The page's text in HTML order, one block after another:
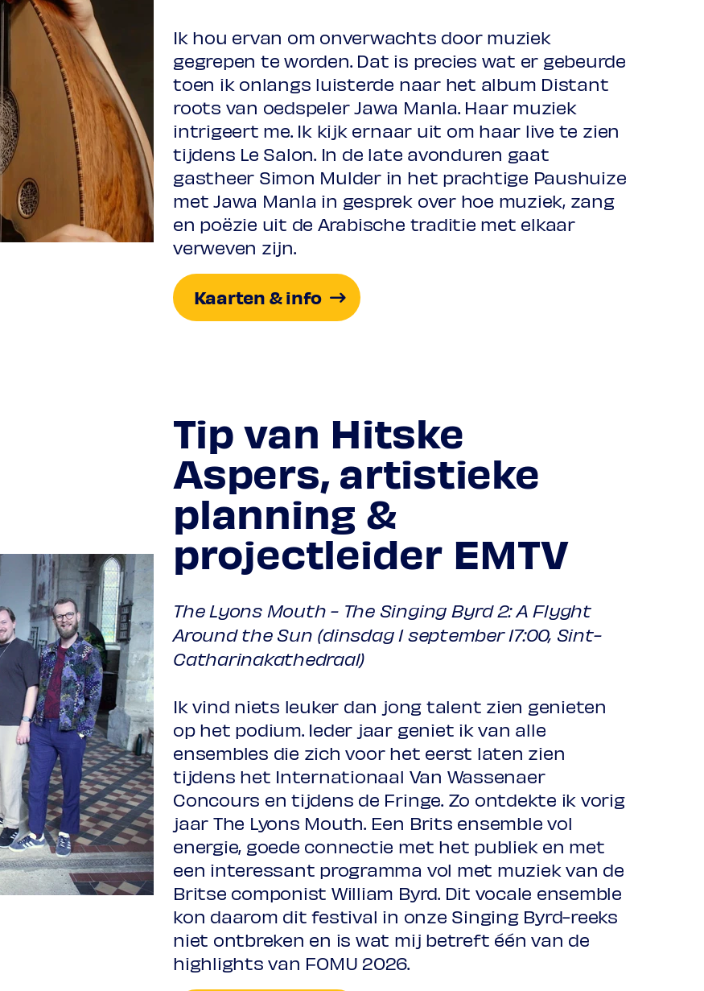
Ik hou ervan om onverwachts door muziek
gegrepen te worden. Dat is precies wat er gebeurde
toen ik onlangs luisterde naar het album Distant
roots van oedspeler Jawa Manla. Haar muziek
intrigeert me. Ik kijk ernaar uit om haar live te zien
tijdens Le Salon. In de late avonduren gaat
gastheer Simon Mulder in het prachtige Paushuize
met Jawa Manla in gesprek over hoe muziek, zang
en poëzie uit de Arabische traditie met elkaar
verweven zijn.
Kaarten & info
Tip van Hitske
Aspers, artistieke
planning &
projectleider EMTV
The Lyons Mouth - The Singing Byrd 2: A Flyght
Around the Sun (dinsdag 1 september 17:00, Sint-
Catharinakathedraal)
Ik vind niets leuker dan jong talent zien genieten
op het podium. Ieder jaar geniet ik van alle
ensembles die zich voor het eerst laten zien
tijdens het Internationaal Van Wassenaer
Concours en tijdens de Fringe. Zo ontdekte ik vorig
jaar The Lyons Mouth. Een Brits ensemble vol
energie, goede connectie met het publiek en met
een interessant programma vol met muziek van de
Britse componist William Byrd. Dit vocale ensemble
kon daarom dit festival in onze Singing Byrd-reeks
niet ontbreken en is wat mij betreft één van de
highlights van FOMU 2026.